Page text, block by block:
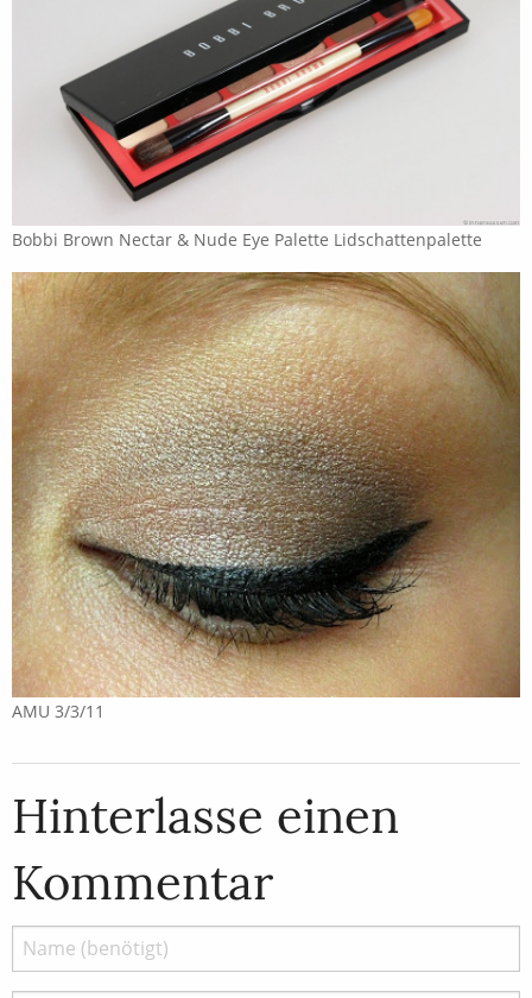
Bobbi Brown Nectar & Nude Eye Palette Lidschattenpalette
AMU 3/3/11
Hinterlasse einen
Kommentar